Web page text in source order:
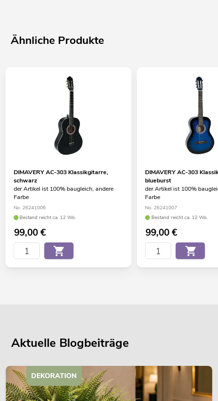
Ähnliche Produkte
DIMAVERY AC-303 Klassikgitarre,
schwarz
der Artikel ist 100% baugleich, andere
Farbe
No. 26241006
Bestand reicht ca. 12 Wo.
99,00€
DIMAVERY AC-303
blueburst
der Artikel ist 100%
Farbe
No. 26241007
Bestand reicht ca. 12 Wo.
99,00€
Aktuelle Blogbeiträge
DEKORATION